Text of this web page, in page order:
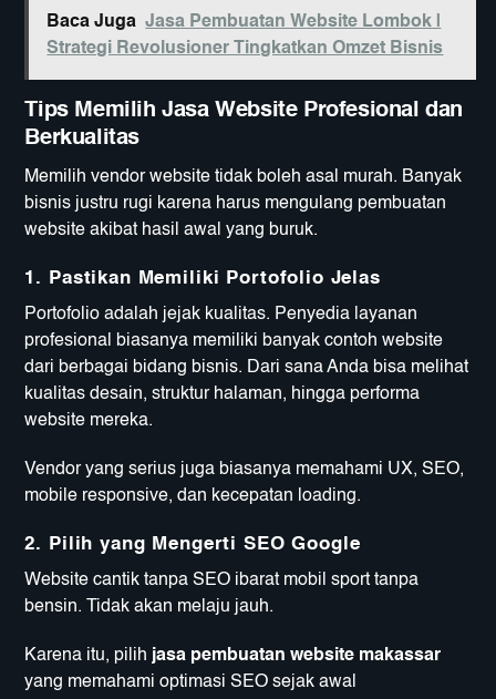
Baca Juga Jasa Pembuatan Website Lombok |
Strategi Revolusioner Tingkatkan Omzet Bisnis
Tips Memilih Jasa Website Profesional dan
Berkualitas
Memilih vendor website tidak boleh asal murah. Banyak
bisnis justru rugi karena harus mengulang pembuatan
website akibat hasil awal yang buruk.
1. Pastikan Memiliki Portofolio Jelas
Portofolio adalah jejak kualitas. Penyedia layanan
profesional biasanya memiliki banyak contoh website
dari berbagai bidang bisnis. Dari sana Anda bisa melihat
kualitas desain, struktur halaman, hingga performa
website mereka.
Vendor yang serius juga biasanya memahami UX, SEO,
mobile responsive, dan kecepatan loading.
2. Pilih yang Mengerti SEO Google
Website cantik tanpa SEO ibarat mobil sport tanpa
bensin. Tidak akan melaju jauh.
Karena itu, pilih jasa pembuatan website makassar
yang memahami optimasi SEO sejak awal